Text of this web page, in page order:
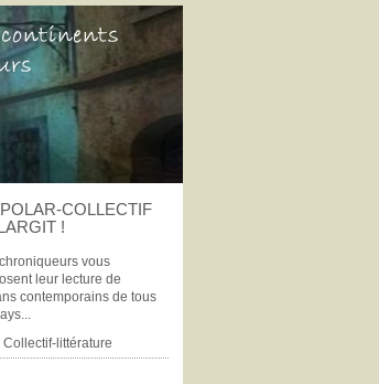
COLLECTIF
!
vous
leur lecture de
contemporains de tous
Collectif-littérature